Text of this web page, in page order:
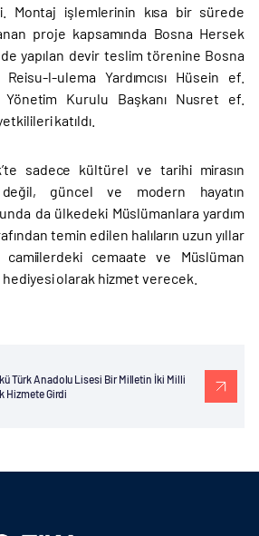
Montaj işlemlerinin kısa bir sürede
proje kapsamında Bosna Hersek
yapılan devir teslim törenine Bosna
l-ulema Yardımcısı Hüsein ef.
Kurulu Başkanı Nusret ef.
katıldı.
sadece kültürel ve tarihi mirasın
değil, güncel ve modern hayatın
da ülkedeki Müslümanlara yardım
temin edilen halıların uzun yıllar
camiilerdeki cemaate ve Müslüman
hediyesi olarak hizmet verecek.
Türk Anadolu Lisesi Bir Milletin İki Milli
Hizmete Girdi